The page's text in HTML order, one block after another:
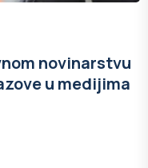
novinarstvu
u medijima